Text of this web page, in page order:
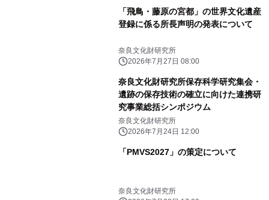
「飛鳥・藤原の宮都」の世界文化遺産
登録に係る所長声明の発表について
奈良文化財研究所
2026年7月27日 08:00
奈良文化財研究所保存科学研究集会・
遺跡の保存技術の確立に向けた連携研
究事業総括シンポジウム
奈良文化財研究所
2026年7月24日 12:00
「PMVS2027」の策定について
奈良文化財研究所